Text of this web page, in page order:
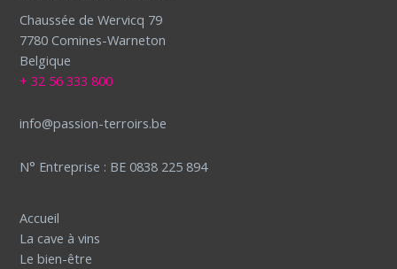
Chaussée de Wervicq 79
7780 Comines-Warneton
Belgique
+ 32 56 333 800
info@passion-terroirs.be
N° Entreprise : BE 0838 225 894
Accueil
La cave à vins
Le bien-être